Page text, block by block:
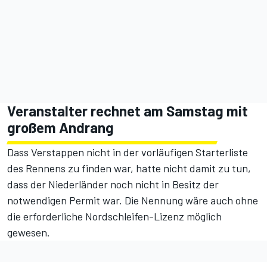
Veranstalter rechnet am Samstag mit
großem Andrang
Dass Verstappen nicht in der vorläufigen Starterliste
des Rennens zu finden war, hatte nicht damit zu tun,
dass der Niederländer noch nicht in Besitz der
notwendigen Permit war. Die Nennung wäre auch ohne
die erforderliche Nordschleifen-Lizenz möglich
gewesen.